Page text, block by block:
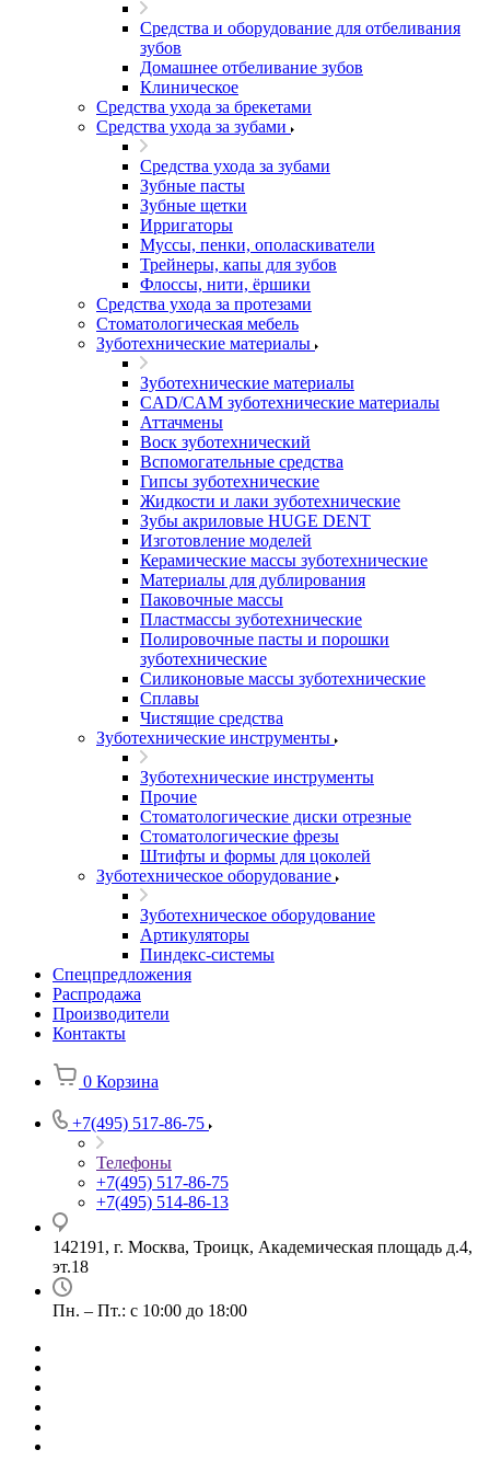
Средства и оборудование для отбеливания
зубов
Домашнее отбеливание зубов
Клиническое
Средства ухода за брекетами
Средства ухода за зубами
Средства ухода за зубами
Зубные пасты
Зубные щетки
Ирригаторы
Муссы, пенки, ополаскиватели
Трейнеры, капы для зубов
Флоссы, нити, ёршики
Средства ухода за протезами
Стоматологическая мебель
Зуботехнические материалы
Зуботехнические материалы
CAD/CAM зуботехнические материалы
Аттачмены
Воск зуботехнический
Вспомогательные средства
Гипсы зуботехнические
Жидкости и лаки зуботехнические
Зубы акриловые HUGE DENT
Изготовление моделей
Керамические массы зуботехнические
Материалы для дублирования
Паковочные массы
Пластмассы зуботехнические
Полировочные пасты и порошки
зуботехнические
Силиконовые массы зуботехнические
Сплавы
Чистящие средства
Зуботехнические инструменты
Зуботехнические инструменты
Прочие
Стоматологические диски отрезные
Стоматологические фрезы
Штифты и формы для цоколей
Зуботехническое оборудование
Зуботехническое оборудование
Артикуляторы
Пиндекс-системы
Спецпредложения
Распродажа
Производители
Контакты
0 Корзина
+7(495) 517-86-75
Телефоны
+7(495) 517-86-75
+7(495) 514-86-13
142191, г. Москва, Троицк, Академическая площадь д.4,
эт.18
Пн. – Пт.: с 10:00 до 18:00